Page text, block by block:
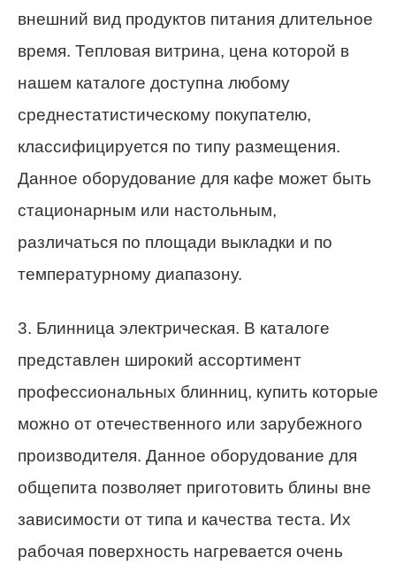
внешний вид продуктов питания длительное
время. Тепловая витрина, цена которой в
нашем каталоге доступна любому
среднестатистическому покупателю,
классифицируется по типу размещения.
Данное оборудование для кафе может быть
стационарным или настольным,
различаться по площади выкладки и по
температурному диапазону.
3. Блинница электрическая. В каталоге
представлен широкий ассортимент
профессиональных блинниц, купить которые
можно от отечественного или зарубежного
производителя. Данное оборудование для
общепита позволяет приготовить блины вне
зависимости от типа и качества теста. Их
рабочая поверхность нагревается очень